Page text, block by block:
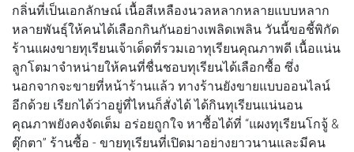
กลิ่นที่เป็นเอกลักษณ์ เนื้อสีเหลืองนวลหลากหลายแบบหลาก
หลายพันธุ์ให้คนได้เลือกกินกันอย่างเพลิดเพลิน วันนี้ขอชี้พิกัด
ร้านแผงขายทุเรียนเจ้าเด็ดที่รวมเอาทุเรียนคุณภาพดี เนื้อแน่น
ลูกโตมาจำหน่ายให้คนที่ชื่นชอบทุเรียนได้เลือกซื้อ ซึ่ง
นอกจากจะขายที่หน้าร้านแล้ว ทางร้านยังขายแบบออนไลน์
อีกด้วย เรียกได้ว่าอยู่ที่ไหนก็สั่งได้ ได้กินทุเรียนแน่นอน
คุณภาพยังคงจัดเต็ม อร่อยถูกใจ หาซื้อได้ที่ “แผงทุเรียนโกจู้ &
ตุ๊กตา” ร้านซื้อ - ขายทุเรียนที่เปิดมาอย่างยาวนานและมีคน